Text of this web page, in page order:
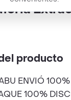
producto
ENVIÓ
100%